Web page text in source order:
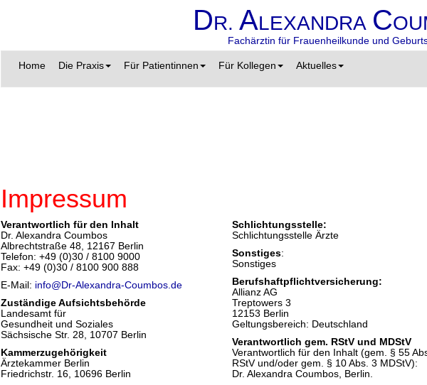
DR. ALEXANDRA C
Fachärztin für Frauenheilkunde und
Home Die Praxis Für Patientinnen Für Kollegen Aktuelles
Impressum
Verantwortlich für den Inhalt
Dr. Alexandra Coumbos
Albrechtstraße 48, 12167 Berlin
Telefon: +49 (0)30 / 8100 9000
Fax: +49 (0)30 / 8100 900 888
E-Mail: info@Dr-Alexandra-Coumbos.de
Zuständige Aufsichtsbehörde
Landesamt für
Gesundheit und Soziales
Sächsische Str. 28, 10707 Berlin
Kammerzugehörigkeit
Ärztekammer Berlin
Friedrichstr. 16, 10696 Berlin
Schlichtungsstelle:
Schlichtungsstelle Ärzte
Sonstiges:
Sonstiges
Berufshaftpflichtversicherung:
Allianz AG
Treptowers 3
12153 Berlin
Geltungsbereich: Deutschland
Verantwortlich gem. RStV und MDStV
Verantwortlich für den Inhalt (gem. § 55
RStV und/oder gem. § 10 Abs. 3 MDStV):
Dr. Alexandra Coumbos, Berlin.